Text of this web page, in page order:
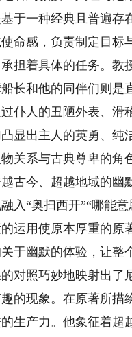
于一种经典且普遍
命感，负责制定目
担着具体的任务。
长和他的同伴们则
仆人的丑陋外表、滑
显出主人的英勇、纯
系与古典尊卑的角
古今、超越地域的
入“奥扫西开”“哪能
运用使原本厚重的
于幽默的体验，让
对照巧妙地映射出了
现象。在原著所描
生产力。他象征着